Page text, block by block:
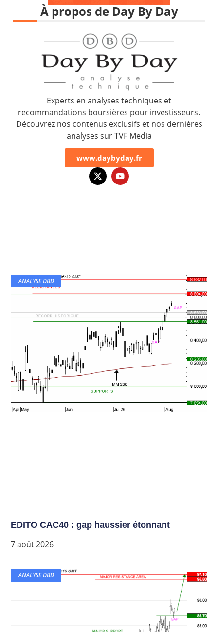
À propos de Day By Day
Experts en analyses techniques et
recommandations boursières pour investisseurs.
Découvrez nos contenus exclusifs et nos dernières
analyses sur TVF Media
www.daybyday.fr
ANALYSE DBD
EDITO CAC40 : gap haussier étonnant
7 août 2026
ANALYSE DBD